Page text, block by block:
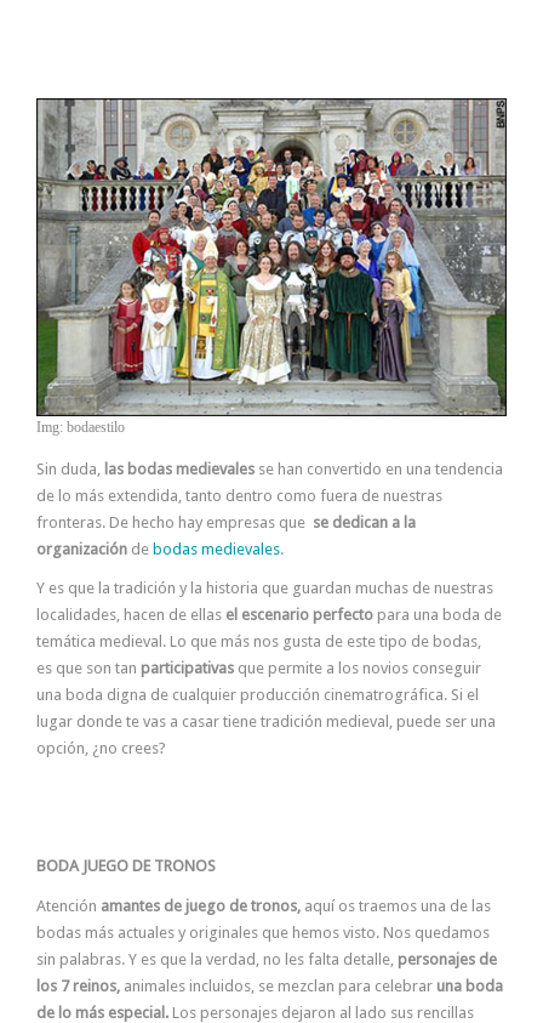
Img: bodaestilo
Sin duda, las bodas medievales se han convertido en una tendencia
de lo más extendida, tanto dentro como fuera de nuestras
fronteras. De hecho hay empresas que se dedican a la
organización de bodas medievales.
Y es que la tradición y la historia que guardan muchas de nuestras
localidades, hacen de ellas el escenario perfecto para una boda de
temática medieval. Lo que más nos gusta de este tipo de bodas,
es que son tan participativas que permite a los novios conseguir
una boda digna de cualquier producción cinematrográfica. Si el
lugar donde te vas a casar tiene tradición medieval, puede ser una
opción, ¿no crees?
BODA JUEGO DE TRONOS
Atención amantes de juego de tronos, aquí os traemos una de las
bodas más actuales y originales que hemos visto. Nos quedamos
sin palabras. Y es que la verdad, no les falta detalle, personajes de
los 7 reinos, animales incluidos, se mezclan para celebrar una boda
de lo más especial. Los personajes dejaron al lado sus rencillas